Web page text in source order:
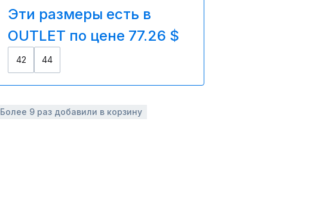
Эти размеры есть в
OUTLET по цене 77.26 $
42 44
Более 9 раз добавили в корзину